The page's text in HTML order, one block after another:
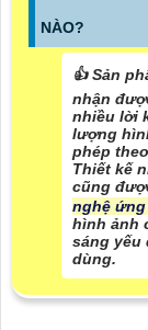
NÀO?
👍 Sản
nhận
nhiều lời
lượng
phép
Thiết kế
cũng
nghệ
hình ảnh
sáng yếu
dùng.